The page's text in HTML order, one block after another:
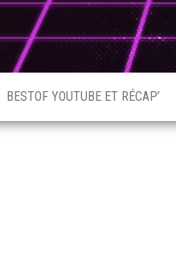
BESTOF YOUTUBE ET RÉCAP’